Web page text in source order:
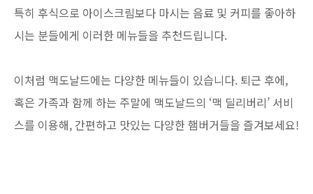
특히 후식으로 아이스크림보다 마시는 음료 및 커피를 좋아하
시는 분들에게 이러한 메뉴들을 추천드립니다.
이처럼 맥도날드에는 다양한 메뉴들이 있습니다. 퇴근 후에,
혹은 가족과 함께 하는 주말에 맥도날드의 ‘맥 딜리버리’ 서비
스를 이용해, 간편하고 맛있는 다양한 햄버거들을 즐겨보세요!